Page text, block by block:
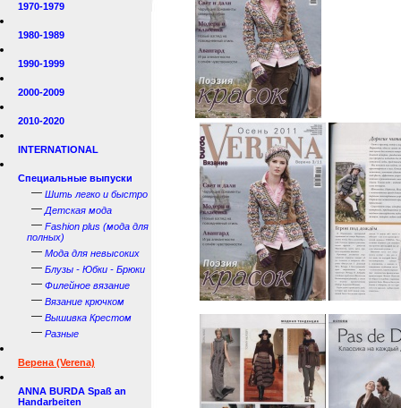
1970-1979
1980-1989
1990-1999
2000-2009
2010-2020
INTERNATIONAL
Специальные выпуски
— Шить легко и быстро
— Детская мода
— Fashion plus (мода для
полных)
— Мода для невысоких
— Блузы - Юбки - Брюки
— Филейное вязание
— Вязание крючком
— Вышивка Крестом
— Разные
Верена (Verena)
ANNA BURDA Spaß an
Handarbeiten